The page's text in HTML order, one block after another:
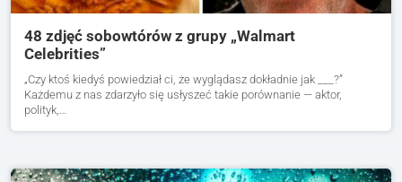
48 zdjęć sobowtórów z grupy „Walmart
Celebrities”
„Czy ktoś kiedyś powiedział ci, że wyglądasz dokładnie jak ___?”
Każdemu z nas zdarzyło się usłyszeć takie porównanie — aktor,
polityk,…